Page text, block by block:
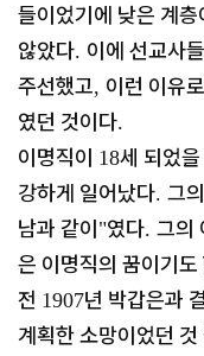
들이었기에 낮은 계
않았다. 이에 선교사
주선했고, 이런 이유
였던 것이다.
이명직이 18세 되었을
강하게 일어났다. 그
남과 같이"였다. 그의
은 이명직의 꿈이기도
전 1907년 박갑은과
계획한 소망이었던 것